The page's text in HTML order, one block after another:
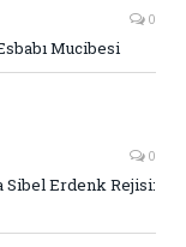
0
Mucibesi
0
Sibel Erdenk Rejisi: